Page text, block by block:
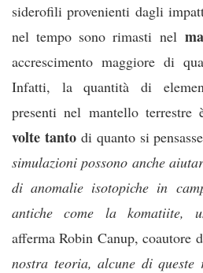
siderofili provenienti dagli
nel tempo sono rimasti nel
accrescimento maggiore di
Infatti, la quantità di
presenti nel mantello
volte tantodi quanto si
simulazioni possono anche
di anomalie isotopiche in
antiche come la komatiite,
afferma Robin Canup, coautore
nostra teoria, alcune di queste